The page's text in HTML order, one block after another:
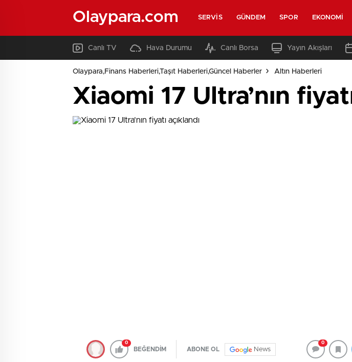
Olaypara.com SERVIS GÜNDEM SPOR EKONOMI
Canlı TV Hava Durumu Canlı Borsa Yayın Akışları
Olaypara,Finans Haberleri,Taşıt Haberleri,Güncel Haberler Altın Haberleri
Xiaomi 17 Ultra’nın
0
BEĞENDİM ABONE OL News
0